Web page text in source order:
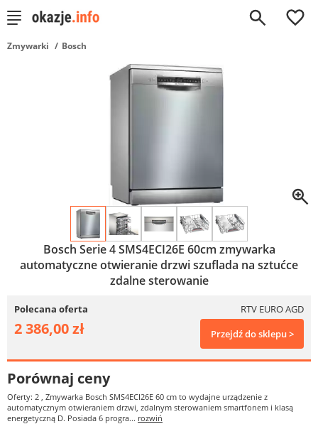
0
Zmywarki Bosch
Bosch Serie 4 SMS4ECI26E 60cm zmywarka
automatyczne otwieranie drzwi szuflada na sztućce
zdalne sterowanie
Polecana oferta RTV EURO AGD
2 386,00 zł Przejdź do sklepu >
Porównaj ceny
Oferty: 2 , Zmywarka Bosch SMS4ECI26E 60 cm to wydajne urządzenie z
automatycznym otwieraniem drzwi, zdalnym sterowaniem smartfonem i klasą
energetyczną D. Posiada 6 progra... rozwiń